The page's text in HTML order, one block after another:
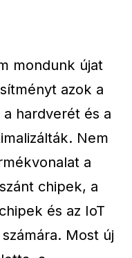
mondunk újat
azok a
hardverét és a
Nem
a
chipek, a
és az IoT
Most új